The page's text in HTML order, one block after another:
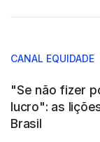
Agronegócio
CANAL EQUIDADE
"Se não fizer
lucro": as
Brasil